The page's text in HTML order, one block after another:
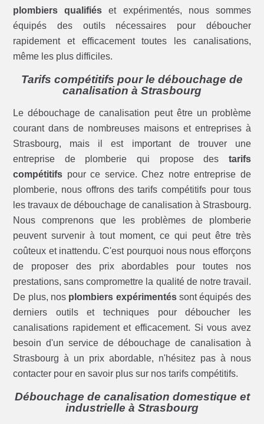
plombiers qualifiés et expérimentés, nous sommes
équipés des outils nécessaires pour déboucher
rapidement et efficacement toutes les canalisations,
même les plus difficiles.
Tarifs compétitifs pour le débouchage de
canalisation à Strasbourg
Le débouchage de canalisation peut être un problème
courant dans de nombreuses maisons et entreprises à
Strasbourg, mais il est important de trouver une
entreprise de plomberie qui propose des tarifs
compétitifs pour ce service. Chez notre entreprise de
plomberie, nous offrons des tarifs compétitifs pour tous
les travaux de débouchage de canalisation à Strasbourg.
Nous comprenons que les problèmes de plomberie
peuvent survenir à tout moment, ce qui peut être très
coûteux et inattendu. C'est pourquoi nous nous efforçons
de proposer des prix abordables pour toutes nos
prestations, sans compromettre la qualité de notre travail.
De plus, nos plombiers expérimentéssont équipés des
derniers outils et techniques pour déboucher les
canalisations rapidement et efficacement. Si vous avez
besoin d'un service de débouchage de canalisation à
Strasbourg à un prix abordable, n'hésitez pas à nous
contacter pour en savoir plus sur nos tarifs compétitifs.
Débouchage de canalisation domestique et
industrielle à Strasbourg